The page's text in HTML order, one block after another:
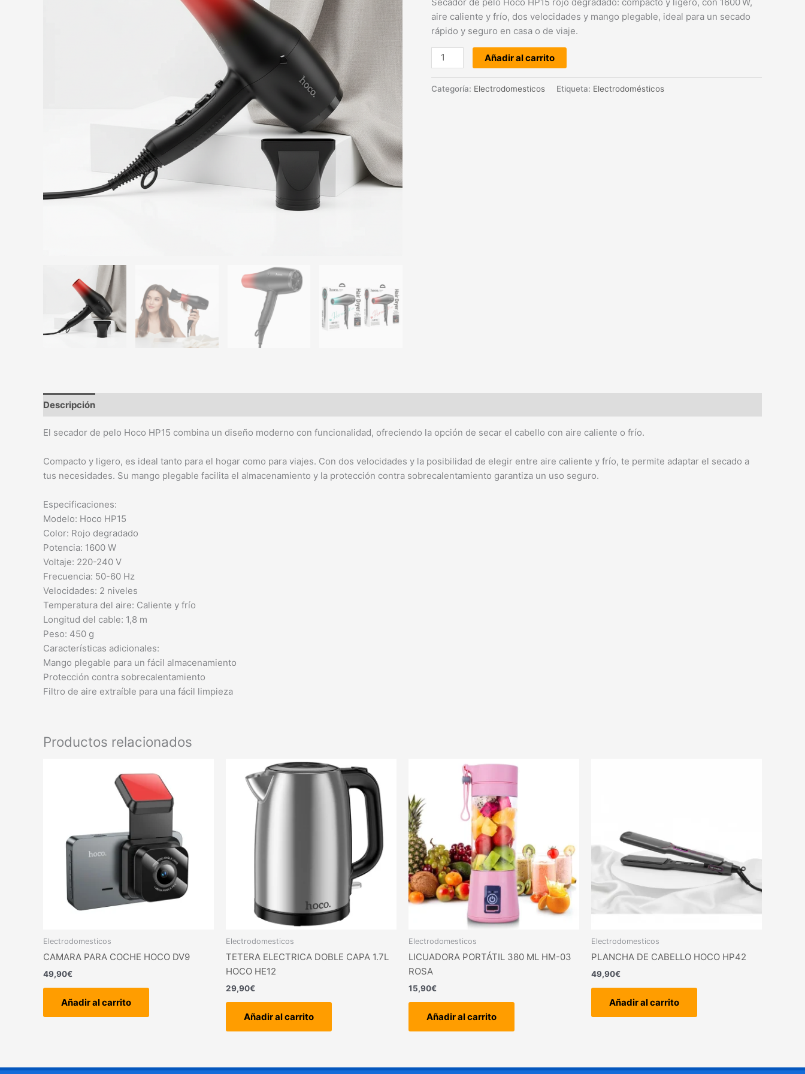
aire caliente y frío, dos velocidades y mango plegable, ideal para un secado
rápido y seguro en casa o de viaje.
Añadir al carrito
Categoría: Electrodomesticos Etiqueta: Electrodomésticos
Descripción
El secador de pelo Hoco HP15 combina un diseño moderno con funcionalidad, ofreciendo la opción de secar el cabello con aire caliente o frío.
Compacto y ligero, es ideal tanto para el hogar como para viajes. Con dos velocidades y la posibilidad de elegir entre aire caliente y frío, te permite adaptar el secado a
tus necesidades. Su mango plegable facilita el almacenamiento y la protección contra sobrecalentamiento garantiza un uso seguro.
Especificaciones:
Modelo: Hoco HP15
Color: Rojo degradado
Potencia: 1600 W
Voltaje: 220-240 V
Frecuencia: 50-60 Hz
Velocidades: 2 niveles
Temperatura del aire: Caliente y frío
Longitud del cable: 1,8 m
Peso: 450 g
Características adicionales:
Mango plegable para un fácil almacenamiento
Protección contra sobrecalentamiento
Filtro de aire extraíble para una fácil limpieza
Productos relacionados
Electrodomesticos
CAMARA PARA COCHE HOCO DV9
49,90€
Añadir al carrito
Electrodomesticos
TETERA ELECTRICA DOBLE CAPA 1.7L
HOCO HE12
29,90€
Añadir al carrito
Electrodomesticos
LICUADORA PORTÁTIL 380 ML HM-03
ROSA
15,90€
Añadir al carrito
Electrodomesticos
PLANCHA DE CABELLO HOCO HP42
49,90€
Añadir al carrito